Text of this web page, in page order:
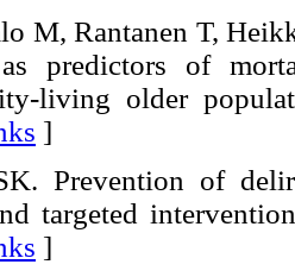
M, Rantanen T,
predictors of
living older
]
Prevention of
targeted
]